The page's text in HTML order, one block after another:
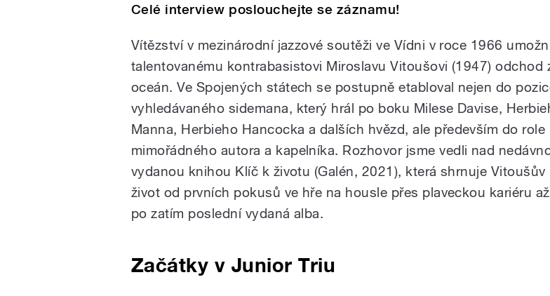
Celé interview poslouchejte se záznamu!
Vítězství v mezinárodní jazzové soutěži ve Vídni v roce 1966
talentovanému kontrabasistovi Miroslavu Vitoušovi (1947) odchod
oceán. Ve Spojených státech se postupně etabloval nejen do
vyhledávaného sidemana, který hrál po boku Milese Davise,
Manna, Herbieho Hancocka a dalších hvězd, ale především do role
mimořádného autora a kapelníka. Rozhovor jsme vedli nad
vydanou knihou Klíč k životu (Galén, 2021), která shrnuje Vitoušův
život od prvních pokusů ve hře na housle přes plaveckou kariéru až
po zatím poslední vydaná alba.
Začátky v Junior Triu